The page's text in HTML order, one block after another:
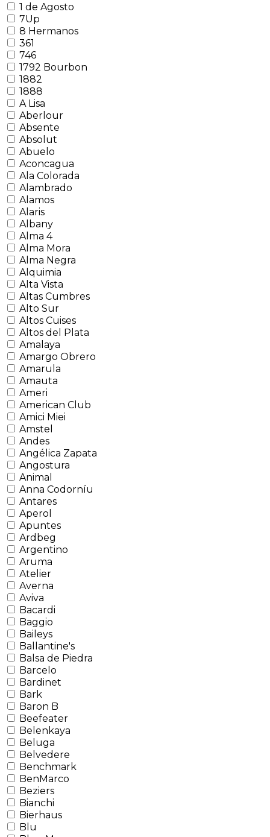
1 de Agosto
7Up
8 Hermanos
361
746
1792 Bourbon
1882
1888
A Lisa
Aberlour
Absente
Absolut
Abuelo
Aconcagua
Ala Colorada
Alambrado
Alamos
Alaris
Albany
Alma 4
Alma Mora
Alma Negra
Alquimia
Alta Vista
Altas Cumbres
Alto Sur
Altos Cuises
Altos del Plata
Amalaya
Amargo Obrero
Amarula
Amauta
Ameri
American Club
Amici Miei
Amstel
Andes
Angélica Zapata
Angostura
Animal
Anna Codorníu
Antares
Aperol
Apuntes
Ardbeg
Argentino
Aruma
Atelier
Averna
Aviva
Bacardi
Baggio
Baileys
Ballantine's
Balsa de Piedra
Barcelo
Bardinet
Bark
Baron B
Beefeater
Belenkaya
Beluga
Belvedere
Benchmark
BenMarco
Beziers
Bianchi
Bierhaus
Blu